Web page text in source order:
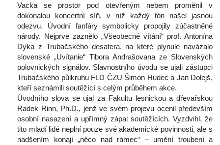
Vacka se prostor pod otevřeným nebem proměnil v
dokonalou koncertní síň, v níž každý tón našel jasnou
odezvu. Úvodní fanfáry symbolicky propojily zúčastněné
národy. Nejprve zaznělo „Všeobecné vítání“ prof. Antonína
Dyka z Trubačského desatera, na které plynule navázalo
lovenské „Uvítanie“ Tibora Andrašovana ze Slovenských
polovnických signálov. Slavnostního úvodu se ujali zástupci
Trubačského půlkruhu FLD ČZU Šimon Hudec a Jan Dolejš,
kteří seznámili soutěžící s celým průběhem akce.
Úvodního slova se ujal za Fakultu lesnickou a dřevařskou
Radek Rinn, Ph.D., jenž ve svém projevu ocenil především
osobní nasazení a upřímný zápal soutěžících. Vyzdvihl, že
tito mladí lidé neplní pouze své akademické povinnosti, ale s
nadšením konají „něco nad rámec“ – umění troubení a